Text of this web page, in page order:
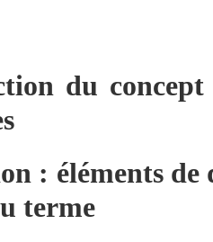
du concept
: éléments
terme